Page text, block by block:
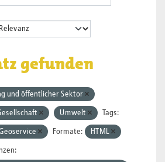
gefunden
und öffentlicher Sektor
Umwelt Tags:
Formate: HTML